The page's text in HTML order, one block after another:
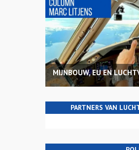
MIJNBOUW, EU EN
PARTNERS VAN